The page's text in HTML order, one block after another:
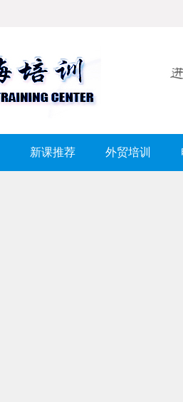
新课推荐 外贸培训